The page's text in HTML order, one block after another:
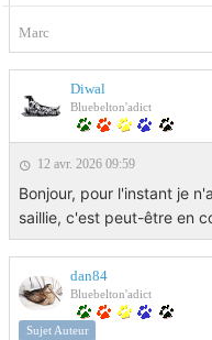
Marc
Diwal
Bluebelton'adict
12 avr. 2026 09:59
Bonjour, pour l'instant je
saillie, c'est peut-être en
dan84
Bluebelton'adict
Sujet Auteur